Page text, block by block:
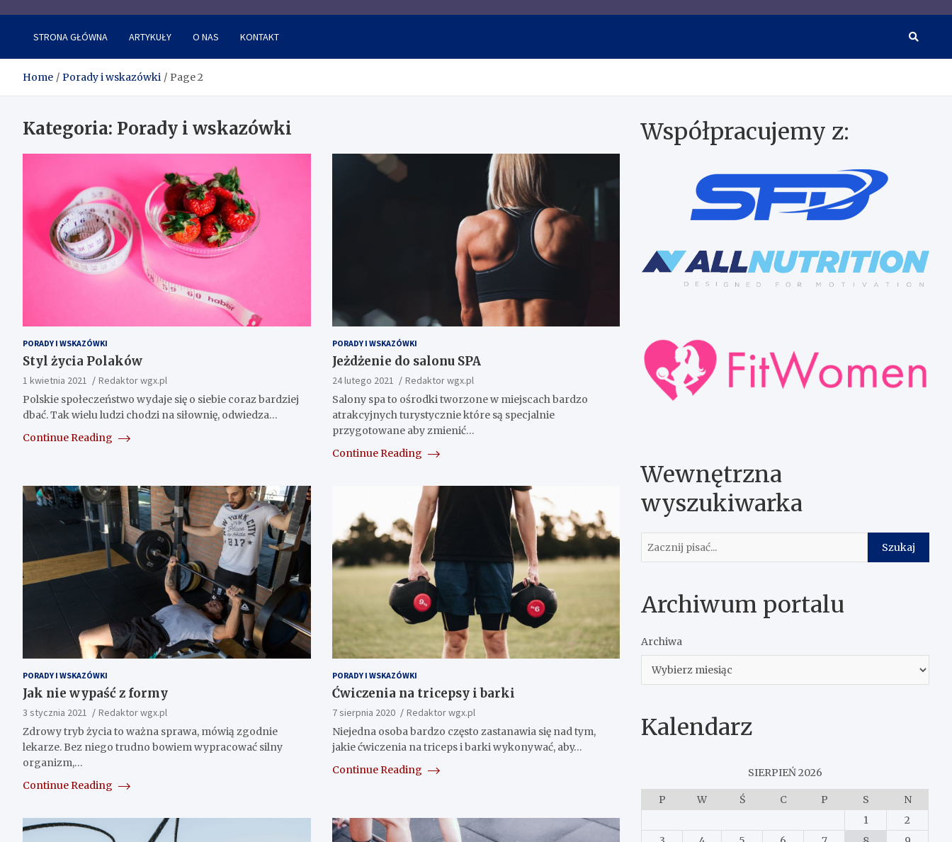
Internetowa baza porad i wskazówek o siłowni, odżywkach i suplementacji
STRONA GŁÓWNA ARTYKUŁY O NAS KONTAKT
Home Porady i wskazówki Page 2
Kategoria: Porady i wskazówki
PORADY I WSKAZÓWKI
Styl życia Polaków
1 kwietnia 2021
Redaktor wgx.pl
Polskie społeczeństwo wydaje się o siebie coraz bardziej
dbać. Tak wielu ludzi chodzi na siłownię, odwiedza…
Continue Reading
PORADY I WSKAZÓWKI
Jeżdżenie do salonu SPA
24 lutego 2021
Redaktor wgx.pl
Salony spa to ośrodki tworzone w miejscach bardzo
atrakcyjnych turystycznie które są specjalnie
przygotowane aby zmienić…
Continue Reading
PORADY I WSKAZÓWKI
Jak nie wypaść z formy
3 stycznia 2021
Redaktor wgx.pl
Zdrowy tryb życia to ważna sprawa, mówią zgodnie
lekarze. Bez niego trudno bowiem wypracować silny
organizm,…
Continue Reading
PORADY I WSKAZÓWKI
Ćwiczenia na tricepsy i barki
7 sierpnia 2020
Redaktor wgx.pl
Niejedna osoba bardzo często zastanawia się nad tym,
jakie ćwiczenia na triceps i barki wykonywać, aby…
Continue Reading
Współpracujemy z:
Wewnętrzna
wyszukiwarka
Szukaj
Archiwum portalu
Archiwa
Kalendarz
SIERPIEŃ 2026
P W Ś C P S
N
1
2